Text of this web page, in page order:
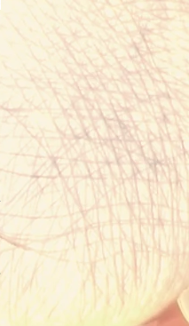
Revue de Presse -
Ouest-France - Le
Fuilet "Le Festival
choral partage sa
recette"